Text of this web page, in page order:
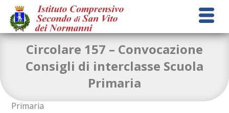
Circolare 157 – Convocazione
Consigli di interclasse Scuola
Primaria
Convocazione Consigli di interclasse Scuola
Primaria